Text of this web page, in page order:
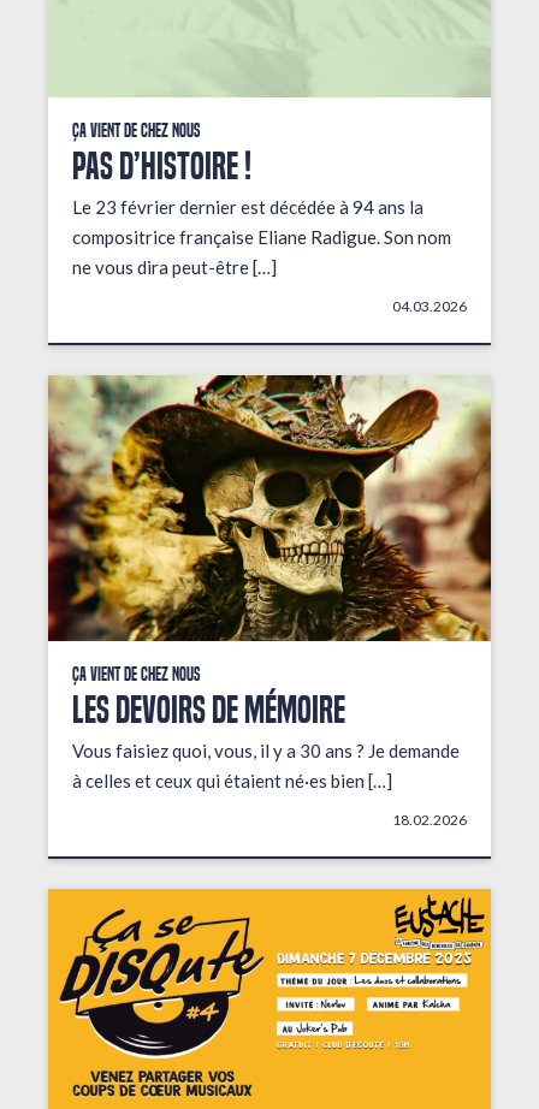
Ça vient de chez nous
PAS D’HISTOIRE !
Le 23 février dernier est décédée à 94 ans la
compositrice française Eliane Radigue. Son nom
ne vous dira peut-être […]
04.03.2026
Ça vient de chez nous
LES DEVOIRS DE MÉMOIRE
Vous faisiez quoi, vous, il y a 30 ans ? Je demande
à celles et ceux qui étaient né·es bien […]
18.02.2026